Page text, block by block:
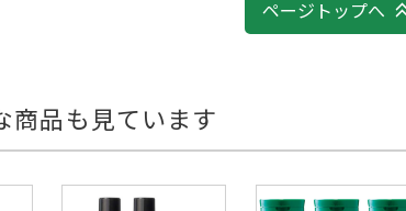
ページトップへ
商品も見ています